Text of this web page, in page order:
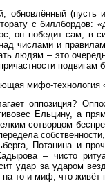
обновлённый (пусть
с биллбордов:
он победит сам, в
числами и
людям – это
подвигам
мифо-технология
оппозиция?
Ельцину, а
сотворцом
Потанина и
– чисто
удар за ударом
то и миф, что живёт